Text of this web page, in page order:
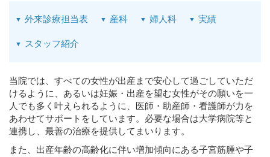
外来診療担当表 産科 婦人科 実績
スタッフ紹介
当院では、すべての女性が出産まで安心して過ごしていただ
けるように、あるいは妊娠・出産を望む女性がその願いを一
人でも多く叶えられるように、医師・助産師・看護師が力を
あわせてサポートをしています。必要な場合は大学病院等と
連携し、最善の治療を提供してまいります。
また、出産年齢の高齢化に伴い増加傾向にある子宮筋腫や子